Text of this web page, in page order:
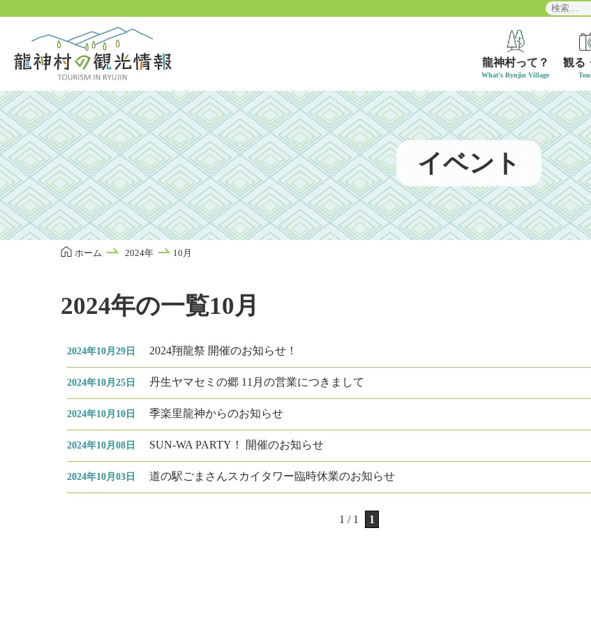
ッ
プ
龍神村って？ 観る
検
イベント
ホーム 2024年 10月
2024年の一覧10月
2024年10月29日 2024翔龍祭 開催のお知らせ！
2024年10月25日 丹生ヤマセミの郷 11月の営業につきまして
2024年10月10日 季楽里龍神からのお知らせ
2024年10月08日 SUN-WA PARTY！ 開催のお知らせ
2024年10月03日 道の駅ごまさんスカイタワー臨時休業のお知らせ
1 / 1 1